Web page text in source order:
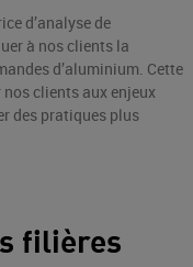
d’analyse de
à nos clients la
d’aluminium. Cette
clients aux enjeux
des pratiques plus
filières